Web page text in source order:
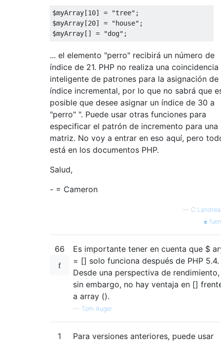
$myArray[10] = "tree" ;
$myArray[20] = "house" ;
$myArray[] = "dog" ;
... el elemento "perro" recibirá un número de
índice de 21. PHP no realiza una coincidencia
inteligente de patrones para la asignación de
índice incremental, por lo que no sabrá que
posible que desee asignar un índice de 30 a
"perro" ". Puede usar otras funciones para
especificar el patrón de incremento para una
matriz. No voy a entrar en eso aquí, pero
está en los documentos PHP.
Salud,
- = Cameron
— C
66
Es importante tener en cuenta que $
= [] solo funciona después de PHP 5.4.
Desde una perspectiva de rendimiento,
sin embargo, no hay ventaja en []
a array ().
— Tom Auger
1
Para versiones anteriores, puede usar